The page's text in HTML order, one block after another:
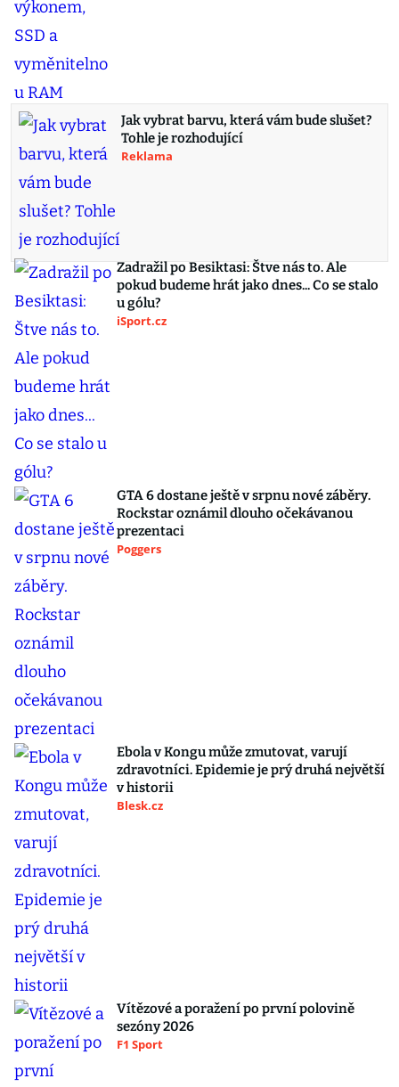
Jak vybrat barvu, která vám bude slušet?
Tohle je rozhodující
Reklama
Zadražil po Besiktasi: Štve nás to. Ale
pokud budeme hrát jako dnes... Co se stalo
u gólu?
iSport.cz
GTA 6 dostane ještě v srpnu nové záběry.
Rockstar oznámil dlouho očekávanou
prezentaci
Poggers
Ebola v Kongu může zmutovat, varují
zdravotníci. Epidemie je prý druhá největší
v historii
Blesk.cz
Vítězové a poražení po první polovině
sezóny 2026
F1 Sport